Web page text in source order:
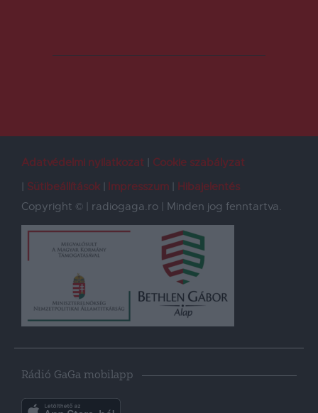
Adatvédelmi nyilatkozat
Cookie szabályzat
Sütibeállítások
Impresszum
Hibajelentés
Copyright © | radiogaga.ro | Minden jog fenntartva.
Rádió GaGa mobilapp